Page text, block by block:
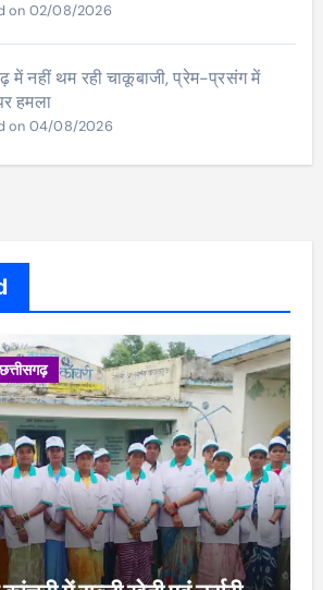
on 02/08/2026
में नहीं थम रही चाकूबाजी, प्रेम-प्रसंग में
हमला
on 04/08/2026